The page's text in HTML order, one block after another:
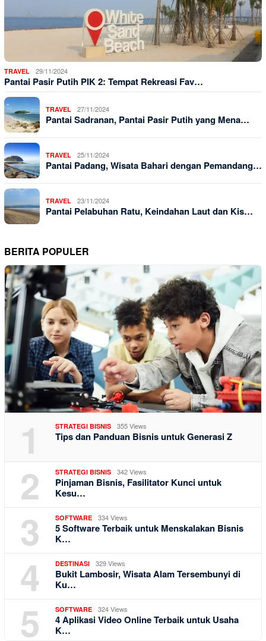
TRAVEL 29/11/2024
Pantai Pasir Putih PIK 2: Tempat Rekreasi Fav…
TRAVEL 27/11/2024
Pantai Sadranan, Pantai Pasir Putih yang Mena…
TRAVEL 25/11/2024
Pantai Padang, Wisata Bahari dengan Pemandang…
TRAVEL 23/11/2024
Pantai Pelabuhan Ratu, Keindahan Laut dan Kis…
BERITA POPULER
1 STRATEGI BISNIS 355 Views
Tips dan Panduan Bisnis untuk Generasi Z
2 STRATEGI BISNIS 342 Views
Pinjaman Bisnis, Fasilitator Kunci untuk
Kesu…
3 SOFTWARE 334 Views
5 Software Terbaik untuk Menskalakan Bisnis
K…
4 DESTINASI 329 Views
Bukit Lambosir, Wisata Alam Tersembunyi di
Ku…
5 SOFTWARE 324 Views
4 Aplikasi Video Online Terbaik untuk Usaha
K…